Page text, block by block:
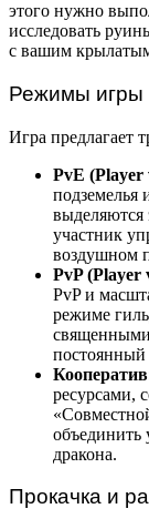
этого нужно
исследовать
с вашим
Режимы игры
Игра предлагает
PvE (Player
подземелья
выделяются
участник
воздушном
PvP (Player
PvP и
режиме
постоянный
Кооператив
ресурсами,
объединить
дракона.
Прокачка и